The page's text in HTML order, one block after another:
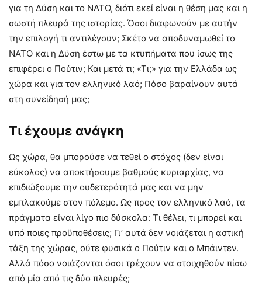
για τη Δύση και το ΝΑΤΟ, διότι εκεί είναι η θέση μας και η
σωστή πλευρά της ιστορίας. Όσοι διαφωνούν με αυτήν
την επιλογή τι αντιλέγουν; Σκέτο να αποδυναμωθεί το
ΝΑΤΟ και η Δύση έστω με τα κτυπήματα που ίσως της
επιφέρει ο Πούτιν; Και μετά τι; «Τι;» για την Ελλάδα ως
χώρα και για τον ελληνικό λαό; Πόσο βαραίνουν αυτά
στη συνείδησή μας;
Τι έχουμε ανάγκη
Ως χώρα, θα μπορούσε να τεθεί ο στόχος (δεν είναι
εύκολος) να αποκτήσουμε βαθμούς κυριαρχίας, να
επιδιώξουμε την ουδετερότητά μας και να μην
εμπλακούμε στον πόλεμο. Ως προς τον ελληνικό λαό, τα
πράγματα είναι λίγο πιο δύσκολα: Τι θέλει, τι μπορεί και
υπό ποιες προϋποθέσεις; Γι’ αυτά δεν νοιάζεται η αστική
τάξη της χώρας, ούτε φυσικά ο Πούτιν και ο Μπάιντεν.
Αλλά πόσο νοιάζονται όσοι τρέχουν να στοιχηθούν πίσω
από μία από τις δύο πλευρές;